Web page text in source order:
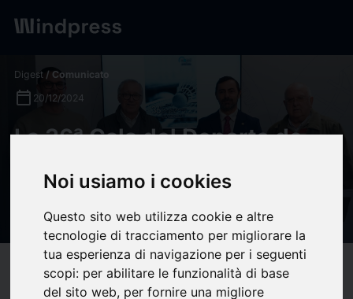
Noi usiamo i cookies
Questo sito web utilizza cookie e altre
tecnologie di tracciamento per migliorare la
tua esperienza di navigazione per i seguenti
scopi: per abilitare le funzionalità di base
del sito web, per fornire una migliore
Digest/ Comunicato
calendar_today 20/12/2024
La 36ª Gala del Deporte de
olímpicos entre los mejores
deportistas
Compatibilità help